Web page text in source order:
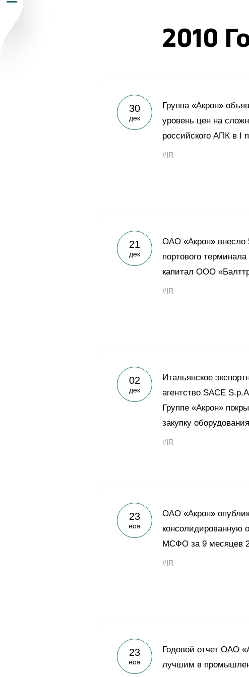
Карьера2010
30
дек
Группа «Акрон»
уровень цен на
российского АПК в I
#IR
21
дек
ОАО «Акрон» внесло
портового
капитал ООО
#IR
02
дек
Итальянское
агентство SACE
Группе «Акрон»
закупку оборудования
#IR
23
ноя
ОАО «Акрон»
консолидированную
МСФО за 9 месяцев
#IR
23
ноя
Годовой отчет ОАО
лучшим в